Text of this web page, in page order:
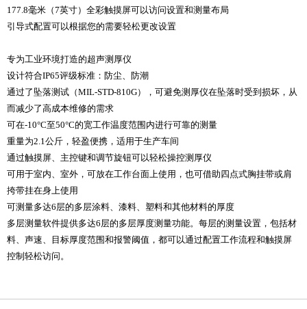
177.8毫米（7英寸）全彩触摸屏可以访问设置和测量布局
引导式配置可以根据您的需要轻松更改设置
专为工业环境打造的超声测厚仪
设计符合IP65评级标准：防尘、防潮
通过了坠落测试（MIL-STD-810G），可避免测厚仪在坠落时受到损坏，从
而减少了高成本维修的需求
可在-10°C至50°C的宽工作温度范围内进行可靠的测量
重量为2.1公斤，轻盈便携，适用于生产车间
通过触摸屏、主控键和调节旋钮可以轻松操控测厚仪
可用于室内、室外，可放在工作台面上使用，也可借助四点式胸挂带或肩
挎带挂在身上使用
可测量多达6层的多层涂料、漆料、塑料和其他材料的厚度
多层测量软件提供多达6层的多层厚度测量功能。每层的测量设置，包括材
料、声速、目标厚度范围和报警阈值，都可以通过配置工作流程和触摸屏
控制轻松访问。